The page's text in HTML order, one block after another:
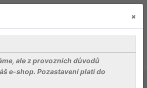
×
ale z provozních důvodů
e-shop. Pozastavení platí do